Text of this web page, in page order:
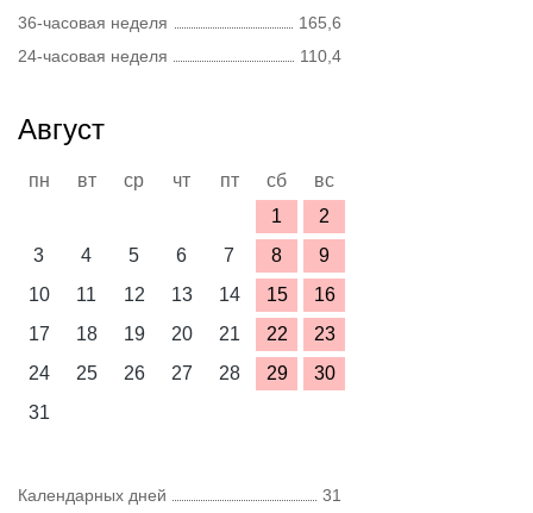
36-часовая неделя
165,6
24-часовая неделя
110,4
Август
пн вт ср чт пт сб
вс
1
2
3
4 5 6 7 8
9
10
11 12 13 14 15
16
17
18 19 20 21 22
23
24
25 26 27 28 29
30
31
Календарных дней
31